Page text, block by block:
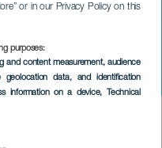
or in our Privacy Policy on this
purposes:
and content measurement, audience
geolocation data, and identification
information on a device, Technical
Trio -